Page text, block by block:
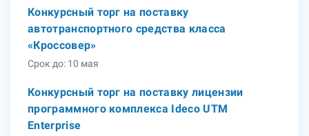
Конкурсный торг на поставку
автотранспортного средства класса
«Кроссовер»
Срок до: 10 мая
Конкурсный торг на поставку лицензии
программного комплекса Ideco UTM
Enterprise